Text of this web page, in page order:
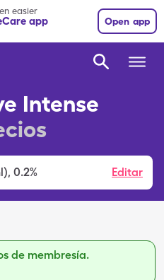
easier
app Open app
Intense
, 0.2% Editar
de membresía.